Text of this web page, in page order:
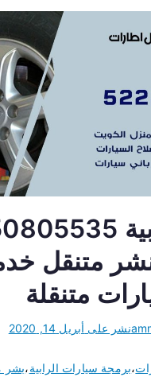
كراج الرابية
متنقل
متنقلة
نشر على أبريل 14, 2020
،برمجة سيارات الرابية،بشر